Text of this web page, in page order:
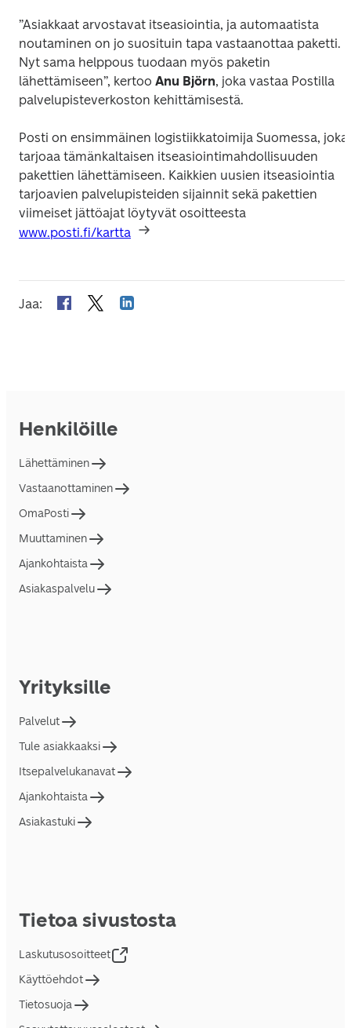
”Asiakkaat arvostavat itseasiointia, ja automaatista
noutaminen on jo suosituin tapa vastaanottaa paketti.
Nyt sama helppous tuodaan myös paketin
lähettämiseen”, kertoo Anu Björn, joka vastaa Postilla
palvelupisteverkoston kehittämisestä.
Posti on ensimmäinen logistiikkatoimija Suomessa, joka
tarjoaa tämänkaltaisen itseasiointimahdollisuuden
pakettien lähettämiseen. Kaikkien uusien itseasiointia
tarjoavien palvelupisteiden sijainnit sekä pakettien
www.posti.fi/kartta
Jaa:
Henkilöille
Lähettäminen
Vastaanottaminen
OmaPosti
Muuttaminen
Ajankohtaista
Asiakaspalvelu
Yrityksille
Palvelut
Tule asiakkaaksi
Itsepalvelukanavat
Ajankohtaista
Asiakastuki
Tietoa sivustosta
Laskutusosoitteet
Käyttöehdot
Tietosuoja